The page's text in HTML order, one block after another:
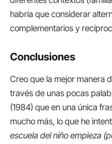
habría que considerar
complementarios y
Conclusiones
Creo que la mejor manera
través de unas pocas
(1984) que en una única
mucho más, lo que he
escuela del niño empieza